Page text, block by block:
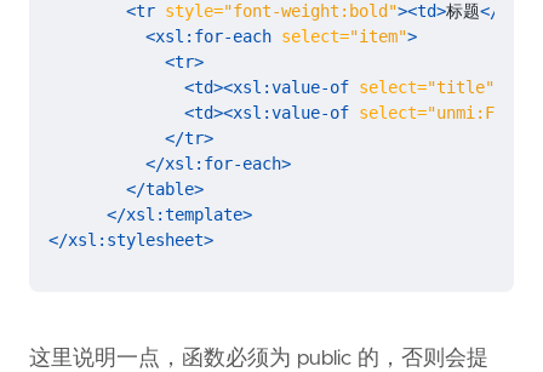
<tr style="font-weight:bold"><td>标题</
<xsl:for-each select="item">
<tr>
<td><xsl:value-of select="title"
<td><xsl:value-of select=
</tr>
</xsl:for-each>
</table>
</xsl:template>
</xsl:stylesheet>
这里说明一点，函数必须为 public 的，否则会提